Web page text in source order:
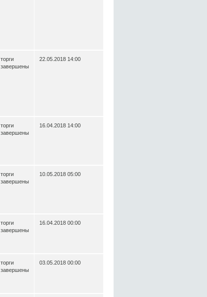
торги
завершены
22.05.2018 14:00
торги
завершены
16.04.2018 14:00
торги
завершены
10.05.2018 05:00
торги
завершены
16.04.2018 00:00
торги
завершены
03.05.2018 00:00